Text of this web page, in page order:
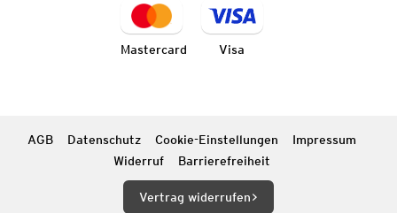
Mastercard Visa
AGB Datenschutz Cookie-Einstellungen
Impressum
Widerruf
Barrierefreiheit
Vertrag widerrufen